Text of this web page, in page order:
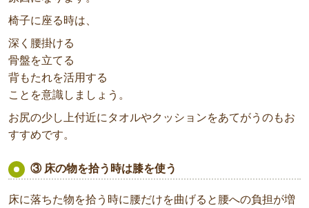
椅子に座る時は、
深く腰掛ける
骨盤を立てる
背もたれを活用する
ことを意識しましょう。
お尻の少し上付近にタオルやクッションをあてがうのもお
すすめです。
③ 床の物を拾う時は膝を使う
床に落ちた物を拾う時に腰だけを曲げると腰への負担が増